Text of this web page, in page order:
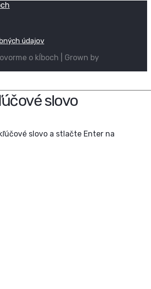
údajov
o kĺboch | Grown by
slovo a stlačte Enter na